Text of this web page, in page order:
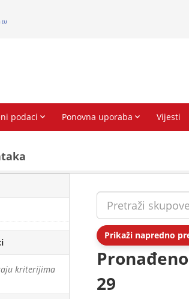
kriterijima
Prikaži napredno
29